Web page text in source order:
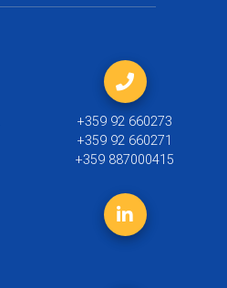
+359 92 660273
+359 92 660271
+359 887000415